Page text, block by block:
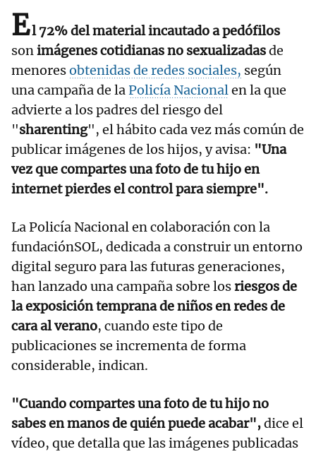
El 72% del material incautado a pedófilos
sonimágenes cotidianas no sexualizadasde
menoresobtenidas de redes sociales, según
una campaña de laPolicía Nacionalen la que
advierte a los padres del riesgo del
"sharenting", el hábito cada vez más común de
publicar imágenes de los hijos, y avisa: "Una
vez que compartes una foto de tu hijo en
internet pierdes el control para siempre".
La Policía Nacional en colaboración con la
fundaciónSOL, dedicada a construir un entorno
digital seguro para las futuras generaciones,
han lanzado una campaña sobre losriesgos de
la exposición temprana de niños en redes de
cara al verano, cuando este tipo de
publicaciones se incrementa de forma
considerable, indican.
"Cuando compartes una foto de tu hijo no
sabes en manos de quién puede acabar",dice el
vídeo, que detalla que las imágenes publicadas